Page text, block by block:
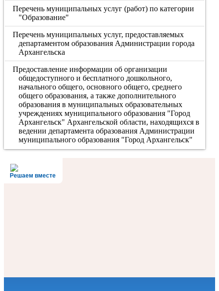
Перечень муниципальных услуг (работ) по категории
"Образование"
Перечень муниципальных услуг, предоставляемых
департаментом образования Администрации города
Архангельска
Предоставление информации об организации
общедоступного и бесплатного дошкольного,
начального общего, основного общего, среднего
общего образования, а также дополнительного
образования в муниципальных образовательных
учреждениях муниципального образования "Город
Архангельск" Архангельской области, находящихся в
ведении департамента образования Администрации
муниципального образования "Город Архангельск"
Решаем вместе